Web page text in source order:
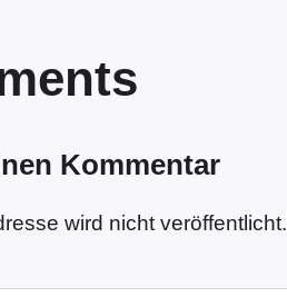
Kommentar
wird nicht veröffentlicht.